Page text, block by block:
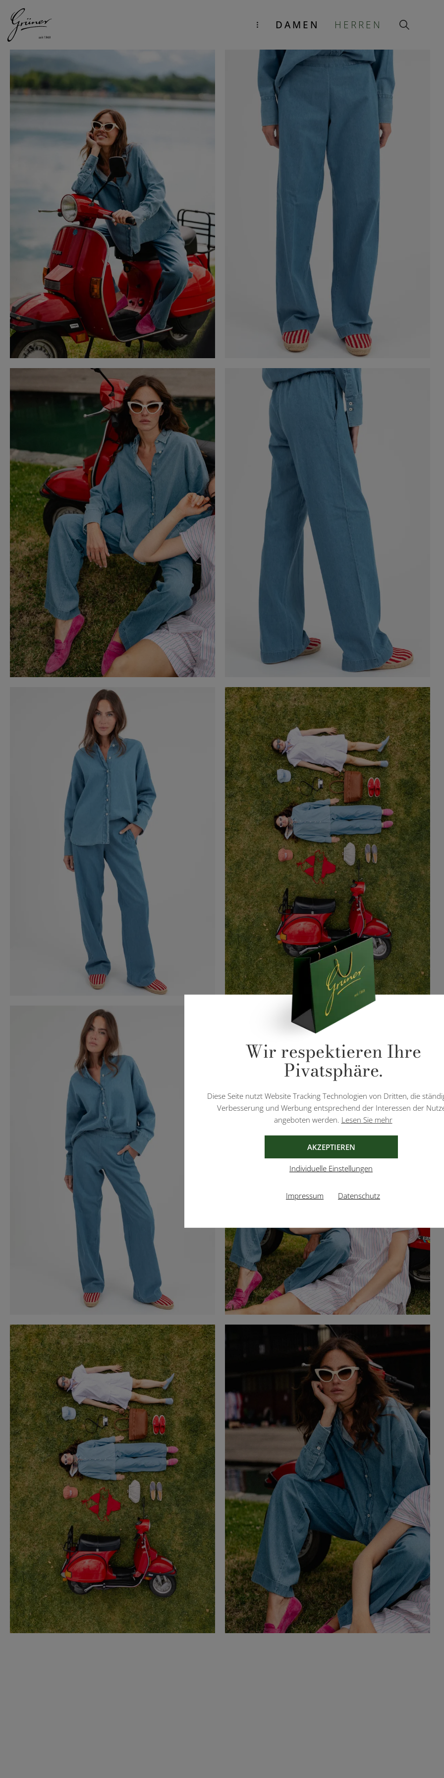
DAMEN HERREN
Wir respektieren Ihre
Pivatsphäre.
Diese Seite nutzt Website Tracking Technologien von Dritten, die
Verbesserung und Werbung entsprechend der Interessen der
angeboten werden. Lesen Sie mehr
AKZEPTIEREN
Individuelle Einstellungen
Impressum Datenschutz